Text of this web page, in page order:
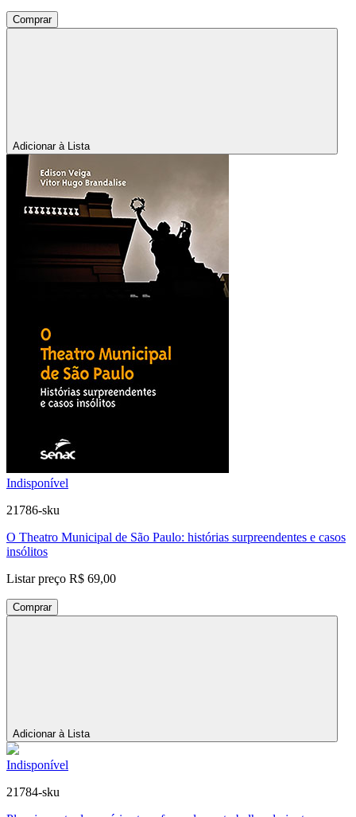
Comprar
Adicionar à Lista
Indisponível
21786-sku
O Theatro Municipal de São Paulo: histórias surpreendentes e casos
insólitos
Listar preço R$ 69,00
Comprar
Adicionar à Lista
Indisponível
21784-sku